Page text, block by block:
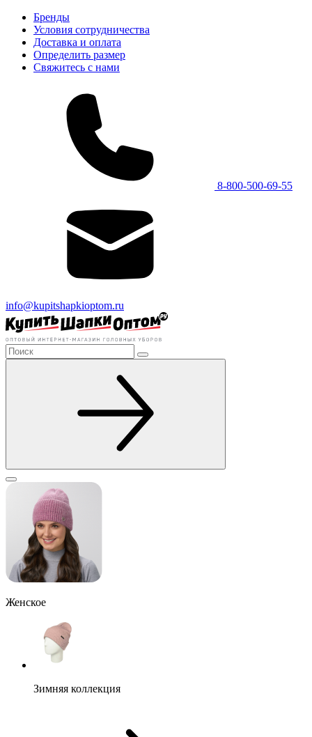
Бренды
Условия сотрудничества
Доставка и оплата
Определить размер
Свяжитесь с нами
8-800-500-69-55
info@kupitshapkioptom.ru
Женское
Зимняя коллекция